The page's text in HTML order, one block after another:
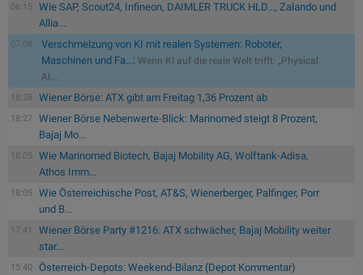
06:15
Wie SAP, Scout24, Infineon, DAIMLER TRUCK HLD..., Zalando und
Allia...
07.08.
Verschmelzung von KI mit realen Systemen: Roboter,
Maschinen und Fa...: Wenn KI auf die reale Welt trifft: „Physical
AI...
18:28 Wiener Börse: ATX gibt am Freitag 1,36 Prozent ab
18:27
Wiener Börse Nebenwerte-Blick: Marinomed steigt 8 Prozent,
Bajaj Mo...
18:05
Wie Marinomed Biotech, Bajaj Mobility AG, Wolftank-Adisa,
Athos Imm...
18:05
Wie Österreichische Post, AT&S, Wienerberger, Palfinger, Porr
und B...
17:41
Wiener Börse Party #1216: ATX schwächer, Bajaj Mobility weiter
star...
15:40 Österreich-Depots: Weekend-Bilanz (Depot Kommentar)